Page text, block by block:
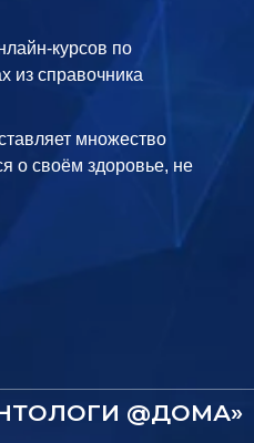
курсов по
из справочника
множество
о своём здоровье, не
@ДОМА»